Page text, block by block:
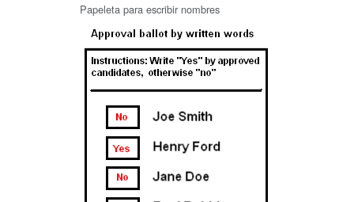
Papeleta para escribir nombres